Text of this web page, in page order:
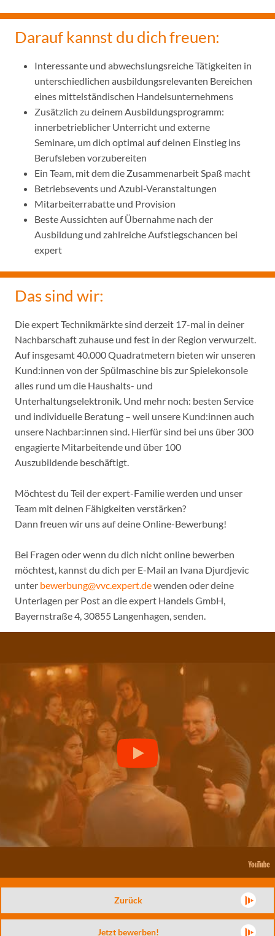
Darauf kannst du dich freuen:
Interessante und abwechslungsreiche Tätigkeiten in
unterschiedlichen ausbildungsrelevanten Bereichen
eines mittelständischen Handelsunternehmens
Zusätzlich zu deinem Ausbildungsprogramm:
innerbetrieblicher Unterricht und externe
Seminare, um dich optimal auf deinen Einstieg ins
Berufsleben vorzubereiten
Ein Team, mit dem die Zusammenarbeit Spaß macht
Betriebsevents und Azubi-Veranstaltungen
Mitarbeiterrabatte und Provision
Beste Aussichten auf Übernahme nach der
Ausbildung und zahlreiche Aufstiegschancen bei
expert
Das sind wir:
Die expert Technikmärkte sind derzeit 17-mal in deiner
Nachbarschaft zuhause und fest in der Region verwurzelt.
Auf insgesamt 40.000 Quadratmetern bieten wir unseren
Kund:innen von der Spülmaschine bis zur Spielekonsole
alles rund um die Haushalts- und
Unterhaltungselektronik. Und mehr noch: besten Service
und individuelle Beratung – weil unsere Kund:innen auch
unsere Nachbar:innen sind. Hierfür sind bei uns über 300
engagierte Mitarbeitende und über 100
Auszubildende beschäftigt.
Möchtest du Teil der expert-Familie werden und unser
Team mit deinen Fähigkeiten verstärken?
Dann freuen wir uns auf deine Online-Bewerbung!
Bei Fragen oder wenn du dich nicht online bewerben
möchtest, kannst du dich per E-Mail an Ivana Djurdjevic
unter bewerbung@vvc.expert.dewenden oder deine
Unterlagen per Post an die expert Handels GmbH,
Bayernstraße 4, 30855 Langenhagen, senden.
Zurück
Jetzt bewerben!